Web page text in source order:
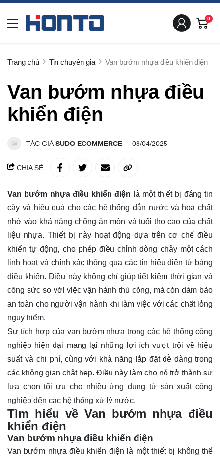
0
Trang chủ Tin chuyên gia Van bướm nhựa điều khiển điện
Van bướm nhựa điều
khiển điện
TÁC GIẢ SUDO ECOMMERCE 08/04/2025
CHIA SẺ:
Van bướm nhựa điều khiển điện là một thiết bị đáng tin
cậy và hiệu quả cho các hệ thống dẫn nước và hoá chất
nhờ vào khả năng chống ăn mòn và tuổi thọ cao của chất
liệu nhựa. Thiết bị này hoạt động dựa trên cơ chế điều
khiển tự động, cho phép điều chỉnh dòng chảy một cách
linh hoạt và chính xác thông qua các tín hiệu điện từ bảng
điều khiển. Điều này không chỉ giúp tiết kiệm thời gian và
công sức so với việc vận hành thủ công, mà còn đảm bảo
an toàn cho người vận hành khi làm việc với các chất lỏng
nguy hiểm.
Sự tích hợp của van bướm nhựa trong các hệ thống công
nghiệp hiện đại mang lại những lợi ích vượt trội về hiệu
suất và chi phí, cùng với khả năng lắp đặt dễ dàng trong
các không gian chật hẹp. Điều này làm cho nó trở thành sự
lựa chọn tối ưu cho nhiều ứng dụng từ sản xuất công
nghiệp đến các hệ thống xử lý nước.
Tìm hiểu về Van bướm nhựa điều
khiển điện
Van bướm nhựa điều khiển điện
Van bướm nhựa điều khiển điện là một thiết bị không thể